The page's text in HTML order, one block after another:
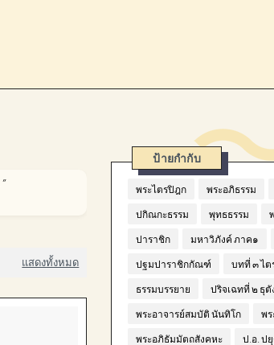
”
แสดงทั้งหมด
ป้ายกำกับ
พระไตรปิฎก พระอภิธรรม
ปกิณกะธรรม พุทธธรรม
ปาราชิก มหาวิภังค์ ภาค๑
ปฐมปาราชิกกัณฑ์ บทที่ ๓ ไ
ธรรมบรรยาย ปริจเฉทที่ ๒ ธุ
พระอาจารย์สมบัติ นันทิโก พ
พระอภิธัมมัตถสังคหะ ป.อ. ป